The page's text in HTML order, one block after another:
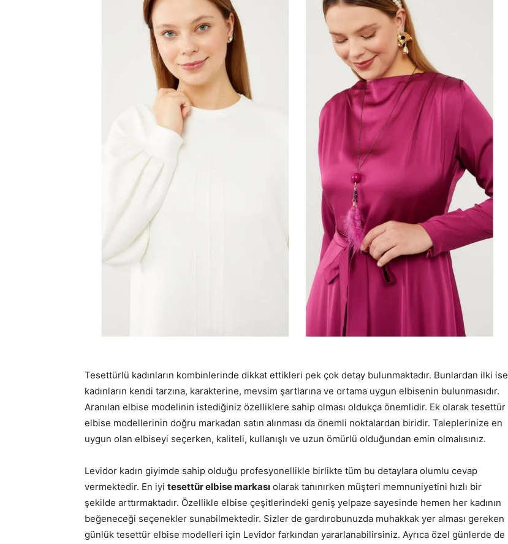
Tesettürlü kadınların kombinlerinde dikkat ettikleri pek çok detay bulunmaktadır. Bunlardan ilki ise
kadınların kendi tarzına, karakterine, mevsim şartlarına ve ortama uygun elbisenin bulunmasıdır.
Aranılan elbise modelinin istediğiniz özelliklere sahip olması oldukça önemlidir. Ek olarak tesettür
elbise modellerinin doğru markadan satın alınması da önemli noktalardan biridir. Taleplerinize en
uygun olan elbiseyi seçerken, kaliteli, kullanışlı ve uzun ömürlü olduğundan emin olmalısınız.
Levidor kadın giyimde sahip olduğu profesyonellikle birlikte tüm bu detaylara olumlu cevap
vermektedir. En iyi tesettür elbise markası olarak tanınırken müşteri memnuniyetini hızlı bir
şekilde arttırmaktadır. Özellikle elbise çeşitlerindeki geniş yelpaze sayesinde hemen her kadının
beğeneceği seçenekler sunabilmektedir. Sizler de gardırobunuzda muhakkak yer alması gereken
günlük tesettür elbise modelleri için Levidor farkından yararlanabilirsiniz. Ayrıca özel günlerde de